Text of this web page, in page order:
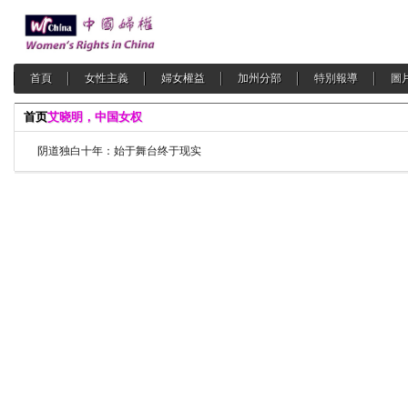
首頁 女性主義 婦女權益 加州分部 特別報導 圖
首页艾晓明，中国女权
阴道独白十年：始于舞台终于现实